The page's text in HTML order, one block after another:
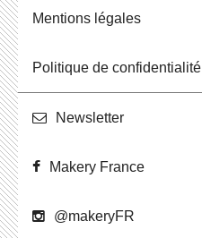
Men­tions légales
Po­li­tique de confidentialité
News­let­ter
Makery France
@ma­ke­ryFR